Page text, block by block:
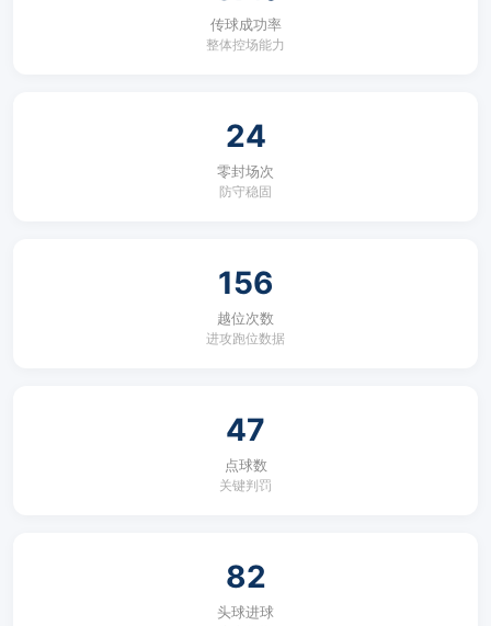
传球成功率
整体控场能力
24
零封场次
防守稳固
156
越位次数
进攻跑位数据
47
点球数
关键判罚
82
头球进球